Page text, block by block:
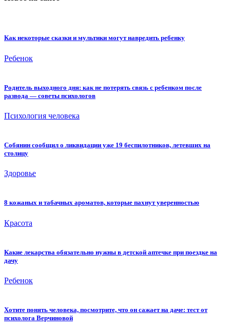
Как некоторые сказки и мультики могут навредить ребенку
Ребенок
Родитель выходного дня: как не потерять связь с ребенком после
развода — советы психологов
Психология человека
Собянин сообщил о ликвидации уже 19 беспилотников, летевших на
столицу
Здоровье
8 кожаных и табачных ароматов, которые пахнут уверенностью
Красота
Какие лекарства обязательно нужны в детской аптечке при поездке на
дачу
Ребенок
Хотите понять человека, посмотрите, что он сажает на даче: тест от
психолога Верчиновой